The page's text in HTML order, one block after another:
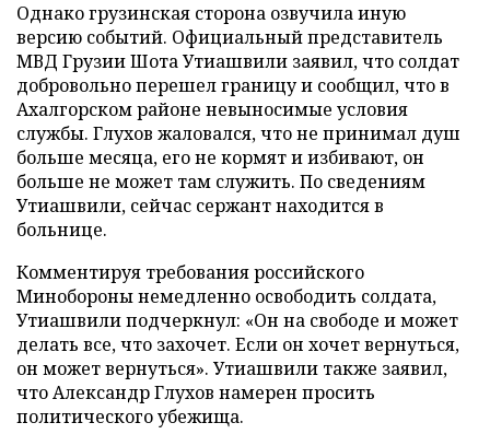
Однако грузинская сторона озвучила иную
версию событий. Официальный представитель
МВД Грузии Шота Утиашвили заявил, что солдат
добровольно перешел границу и сообщил, что в
Ахалгорском районе невыносимые условия
службы. Глухов жаловался, что не принимал душ
больше месяца, его не кормят и избивают, он
больше не может там служить. По сведениям
Утиашвили, сейчас сержант находится в
больнице.
Комментируя требования российского
Минобороны немедленно освободить солдата,
Утиашвили подчеркнул: «Он на свободе и может
делать все, что захочет. Если он хочет вернуться,
он может вернуться». Утиашвили также заявил,
что Александр Глухов намерен просить
политического убежища.